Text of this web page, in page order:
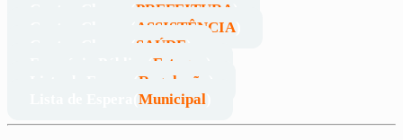
PREFEITURA
ASSISTÊNCIA)
SAÚDE
Estoque
Regulação
Municipal)